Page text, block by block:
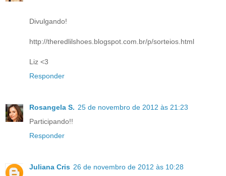
Divulgando!
http://theredlilshoes.blogspot.com.br/p/sorteios.html
Liz <3
Responder
Rosangela S. 25 de novembro de 2012 às 21:23
Participando!!
Responder
Juliana Cris 26 de novembro de 2012 às 10:28